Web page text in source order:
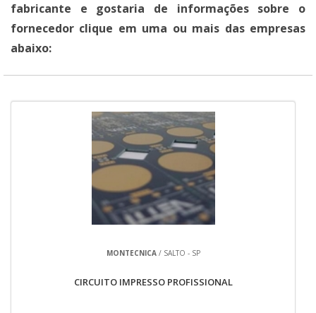
fabricante e gostaria de informações sobre o
fornecedor clique em uma ou mais das empresas
abaixo:
MONTECNICA/ SALTO - SP
CIRCUITO IMPRESSO PROFISSIONAL